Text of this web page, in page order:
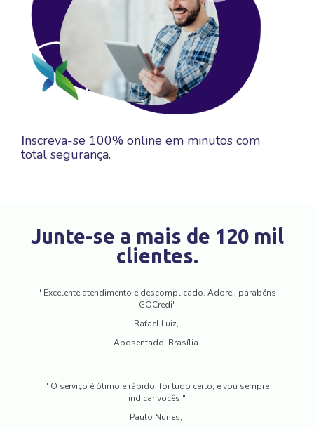
Inscreva-se 100% online em minutos com
total segurança.
Junte-se a mais de 120 mil
clientes.
" Excelente atendimento e descomplicado. Adorei, parabéns
GOCredi"
Rafael Luiz,
Aposentado, Brasília
" O serviço é ótimo e rápido, foi tudo certo, e vou sempre
indicar vocês "
Paulo Nunes,